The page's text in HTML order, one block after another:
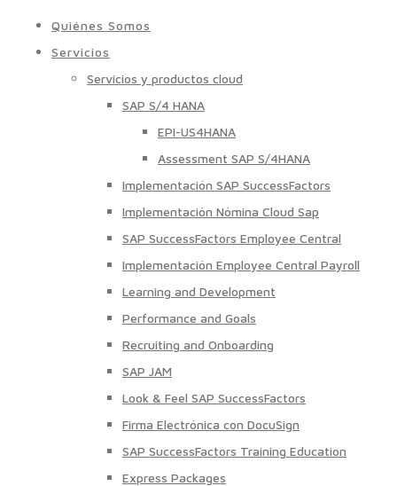
Quiénes Somos
Servicios
Servicios y productos cloud
SAP S/4 HANA
EPI-US4HANA
Assessment SAP S/4HANA
Implementación SAP SuccessFactors
Implementación Nómina Cloud Sap
SAP SuccessFactors Employee Central
Implementación Employee Central Payroll
Learning and Development
Performance and Goals
Recruiting and Onboarding
SAP JAM
Look & Feel SAP SuccessFactors
Firma Electrónica con DocuSign
SAP SuccessFactors Training Education
Express Packages